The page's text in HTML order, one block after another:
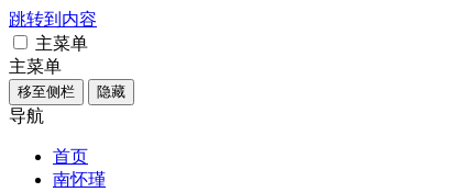
跳转到内容
主菜单
主菜单
移至侧栏 隐藏
导航
首页
南怀瑾